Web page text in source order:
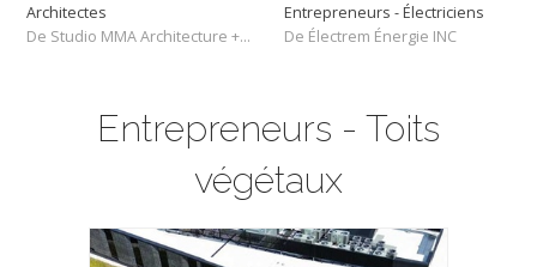
Architectes
De Studio MMA Architecture + Design
Entrepreneurs - Électriciens
De Électrem Énergie INC
Entrepreneurs - Toits
végétaux